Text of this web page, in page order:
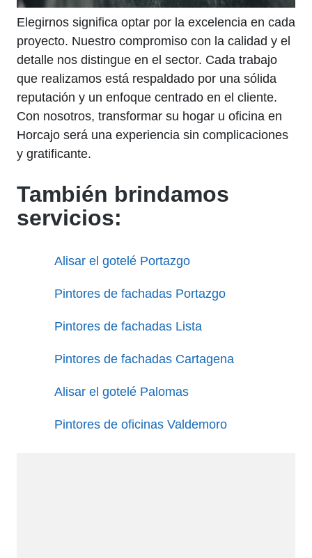
Elegirnos significa optar por la excelencia en cada
proyecto. Nuestro compromiso con la calidad y el
detalle nos distingue en el sector. Cada trabajo
que realizamos está respaldado por una sólida
reputación y un enfoque centrado en el cliente.
Con nosotros, transformar su hogar u oficina en
Horcajo será una experiencia sin complicaciones
y gratificante.
También brindamos
servicios:
Alisar el gotelé Portazgo
Pintores de fachadas Portazgo
Pintores de fachadas Lista
Pintores de fachadas Cartagena
Alisar el gotelé Palomas
Pintores de oficinas Valdemoro